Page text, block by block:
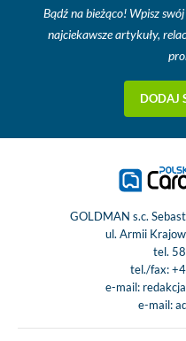
Bądź na bieżąco! Wpisz
najciekawsze artykuły,
DODAJ
GOLDMAN s.c.
ul. Armii
tel.
tel./fax:
e-mail:
e-mail: